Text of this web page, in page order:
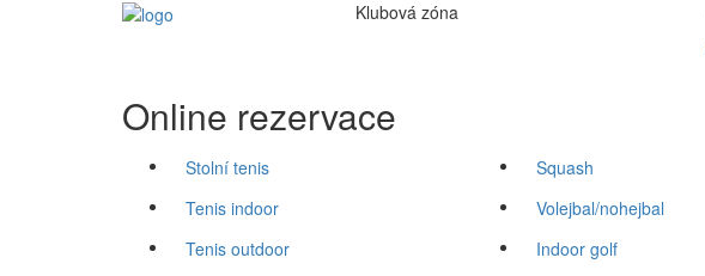
Klubová zóna
Online rezervace
Stolní tenis
Tenis indoor
Tenis outdoor
Squash
Volejbal/nohejbal
Indoor golf